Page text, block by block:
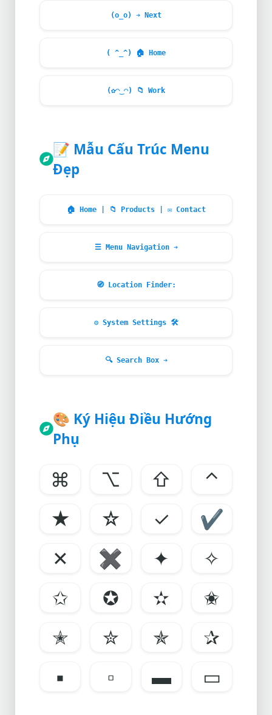
(o_o) ➔ Next
( ^_^) 🏠 Home
(✿◠‿◠) 📁 Work
📝 Mẫu Cấu Trúc Menu
Đẹp
🏠 Home | 📁 Products | ✉Contact
☰ Menu Navigation ➔
🧭Location Finder:
⚙ System Settings 🛠
🔍Search Box ➔
🎨 Ký Hiệu Điều Hướng
Phụ
⌘ ⌥ ⇧
⌃
★
☆ ✓
✔
✕
✖ ✦
✧
✩
✪ ✫
✬
✭
✮ ✯
✰
▪
▫ ▬ ▭